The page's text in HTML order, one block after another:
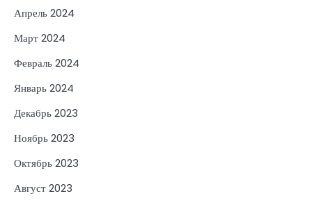
Апрель 2024
Март 2024
Февраль 2024
Январь 2024
Декабрь 2023
Ноябрь 2023
Октябрь 2023
Август 2023